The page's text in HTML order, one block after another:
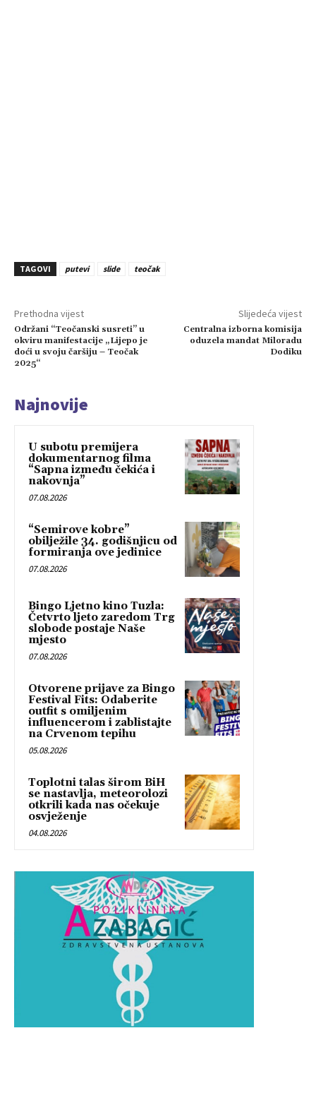
TAGOVI putevi slide teočak
Prethodna vijest
Održani “Teočanski susreti” u
okviru manifestacije „Lijepo je
doći u svoju čaršiju – Teočak
2025“
Slijedeća vijest
Centralna izborna komisija
oduzela mandat Miloradu
Dodiku
Najnovije
U subotu premijera
dokumentarnog filma
“Sapna između čekića i
nakovnja”
07.08.2026
“Semirove kobre”
obilježile 34. godišnjicu od
formiranja ove jedinice
07.08.2026
Bingo Ljetno kino Tuzla:
Četvrto ljeto zaredom Trg
slobode postaje Naše
mjesto
07.08.2026
Otvorene prijave za Bingo
Festival Fits: Odaberite
outfit s omiljenim
influencerom i zablistajte
na Crvenom tepihu
05.08.2026
Toplotni talas širom BiH
se nastavlja, meteorolozi
otkrili kada nas očekuje
osvježenje
04.08.2026